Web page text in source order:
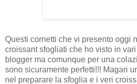
Questi cornetti che vi presento oggi
croissant sfogliati che ho visto in
blogger ma comunque per una
sono sicuramente perfetti!!! Magari
nel preparare la sfoglia e i veri